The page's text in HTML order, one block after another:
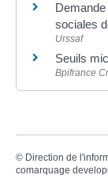
sociales
Urssaf
Seuils
Bpifrance
© Direction de
comarquage